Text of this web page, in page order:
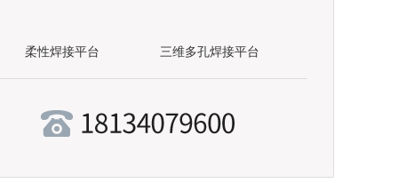
柔性焊接平台 三维多孔焊接平台